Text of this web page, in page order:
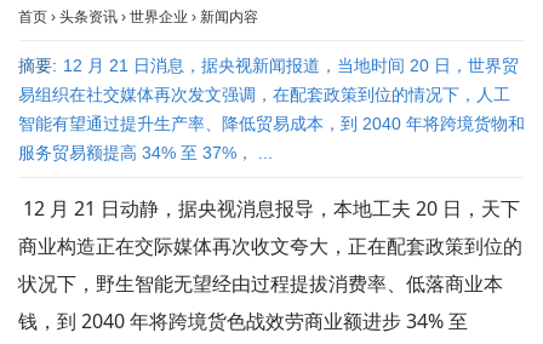
首页 › 头条资讯 › 世界企业 › 新闻内容
摘要: 12 月 21 日消息，据央视新闻报道，当地时间 20 日，世界贸
易组织在社交媒体再次发文强调，在配套政策到位的情况下，人工
智能有望通过提升生产率、降低贸易成本，到 2040 年将跨境货物和
服务贸易额提高 34% 至 37%， ...
12 月 21 日动静，据央视消息报导，本地工夫 20 日，天下
商业构造正在交际媒体再次收文夸大，正在配套政策到位的
状况下，野生智能无望经由过程提拔消费率、低落商业本
钱，到 2040 年将跨境货色战效劳商业额进步 34% 至